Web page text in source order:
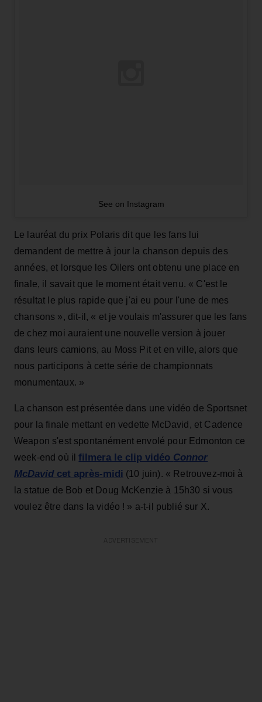
See on Instagram
Le lauréat du prix Polaris dit que les fans lui
demandent de mettre à jour la chanson depuis des
années, et lorsque les Oilers ont obtenu une place en
finale, il savait que le moment était venu. « C'est le
résultat le plus rapide que j'ai eu pour l'une de mes
chansons », dit-il, « et je voulais m'assurer que les fans
de chez moi auraient une nouvelle version à jouer
dans leurs camions, au Moss Pit et en ville, alors que
nous participons à cette série de championnats
monumentaux. »
La chanson est présentée dans une vidéo de Sportsnet
pour la finale mettant en vedette McDavid, et Cadence
Weapon s'est spontanément envolé pour Edmonton ce
week-end où ilfilmera le clip vidéo Connor
McDavidcet après-midi (10 juin). « Retrouvez-moi à
la statue de Bob et Doug McKenzie à 15h30 si vous
voulez être dans la vidéo ! » a-t-il publié sur X.